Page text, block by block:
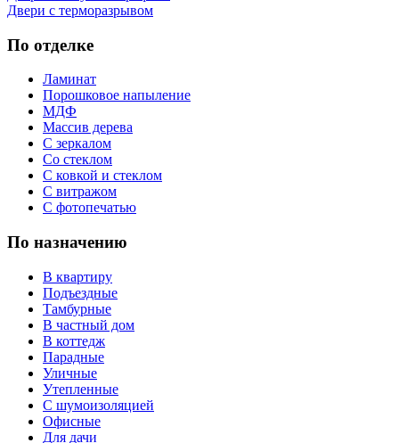
Двери с терморазрывом
По отделке
Ламинат
Порошковое напыление
МДФ
Массив дерева
С зеркалом
Со стеклом
С ковкой и стеклом
С витражом
С фотопечатью
По назначению
В квартиру
Подъездные
Тамбурные
В частный дом
В коттедж
Парадные
Уличные
Утепленные
С шумоизоляцией
Офисные
Для дачи